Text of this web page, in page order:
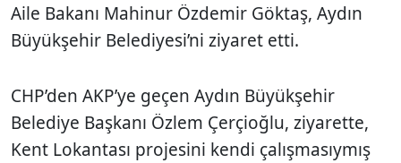
Aile Bakanı Mahinur Özdemir Göktaş, Aydın
Büyükşehir Belediyesi’ni ziyaret etti.
CHP’den AKP’ye geçen Aydın Büyükşehir
Belediye Başkanı Özlem Çerçioğlu, ziyarette,
Kent Lokantası projesini kendi çalışmasıymış